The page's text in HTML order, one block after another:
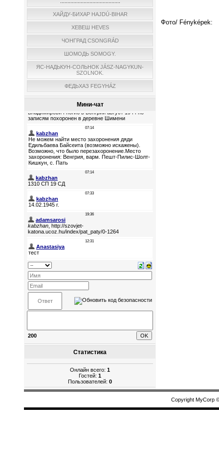
ХАЙДУ-БИХАР HAJDÚ-BIHAR
ХЕВЕШ HEVES
ЧОНГРАД CSONGRÁD
ШОМОДЬ SOMOGY.
ЯС-НАДЬКУН-СОЛЬНОК JÁSZ-NAGYKUN-
SZOLNOK.
ФЕДЬХАЗ FEGYHÁZ
Мини-чат
200
Статистика
Онлайн всего: 1
Гостей: 1
Пользователей: 0
Фото/ Fényképek:
Copyright MyCorp